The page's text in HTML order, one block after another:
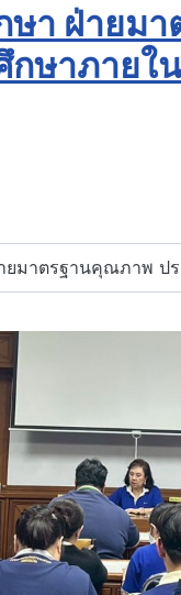
า ฝ่ายม
าภายใ
มาตรฐานคุณภาพ ป